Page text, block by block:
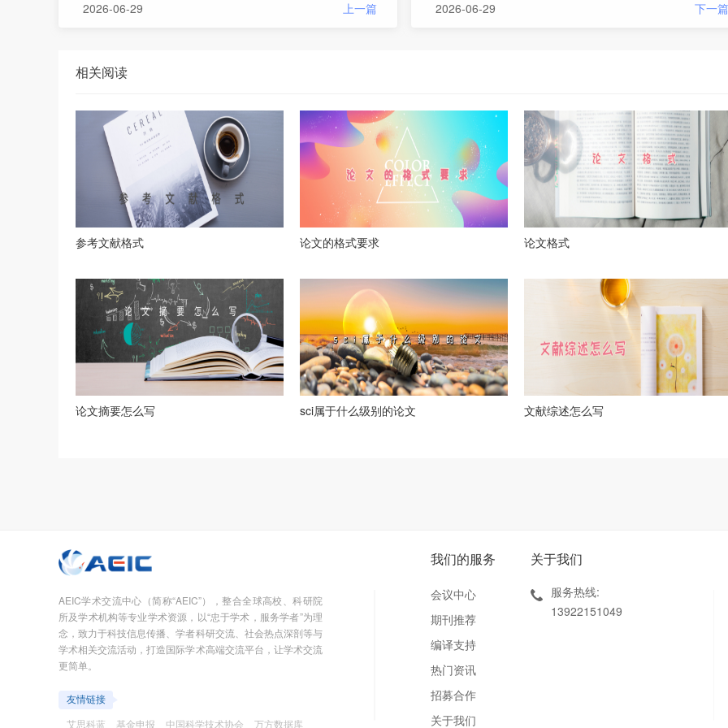
2026-06-29 上一篇 2026-06-29 下一篇
相关阅读
参考文献格式 论文的格式要求 论文格式
论文摘要怎么写 sci属于什么级别的论文 文献综述怎么写
AEIC学术交流中心（简称“AEIC”），整合全球高校、科研院
所及学术机构等专业学术资源，以“忠于学术，服务学者”为理
念，致力于科技信息传播、学者科研交流、社会热点深剖等与
学术相关交流活动，打造国际学术高端交流平台，让学术交流
更简单。
友情链接
艾思科蓝
基金申报 中国科学技术协会 万方数据库
我们的服务
会议中心
期刊推荐
编译支持
热门资讯
招募合作
关于我们
关于我们
服务热线:
13922151049